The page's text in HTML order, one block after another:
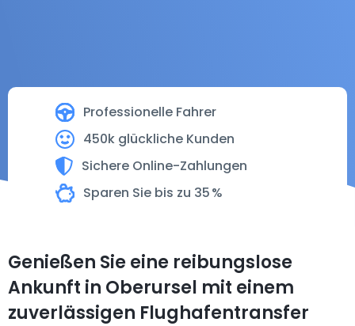
Professionelle Fahrer
450k glückliche Kunden
Sichere Online-Zahlungen
Sparen Sie bis zu 35 %
Genießen Sie eine reibungslose
Ankunft in Oberursel mit einem
zuverlässigen Flughafentransfer